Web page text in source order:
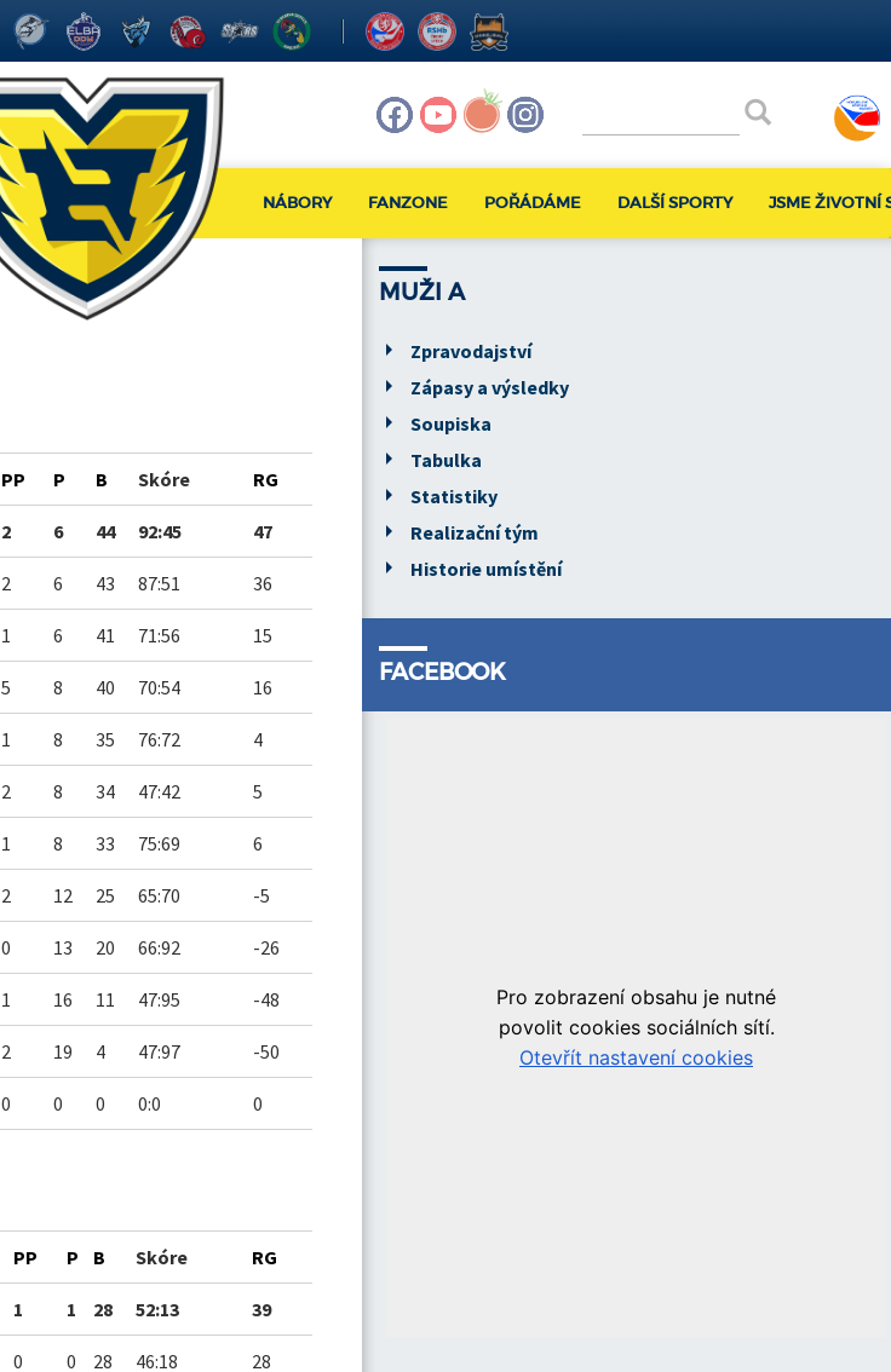
NÁBORY FANZONE POŘÁDÁME DALŠÍ SPORTY JSME ŽIVOTNÍ
PP P B Skóre RG
2 6 44 92:45 47
2 6 43 87:51 36
1 6 41 71:56 15
5 8 40 70:54 16
1 8 35 76:72 4
2 8 34 47:42 5
1 8 33 75:69 6
2 12 25 65:70 -5
0 13 20 66:92 -26
1 16 11 47:95 -48
2 19 4 47:97 -50
0 0 0 0:0 0
PP P B Skóre RG
1 1 28 52:13 39
0 0 28 46:18 28
MUŽI A
Zpravodajství
Zápasy a výsledky
Soupiska
Tabulka
Statistiky
Realizační tým
Historie umístění
FACEBOOK